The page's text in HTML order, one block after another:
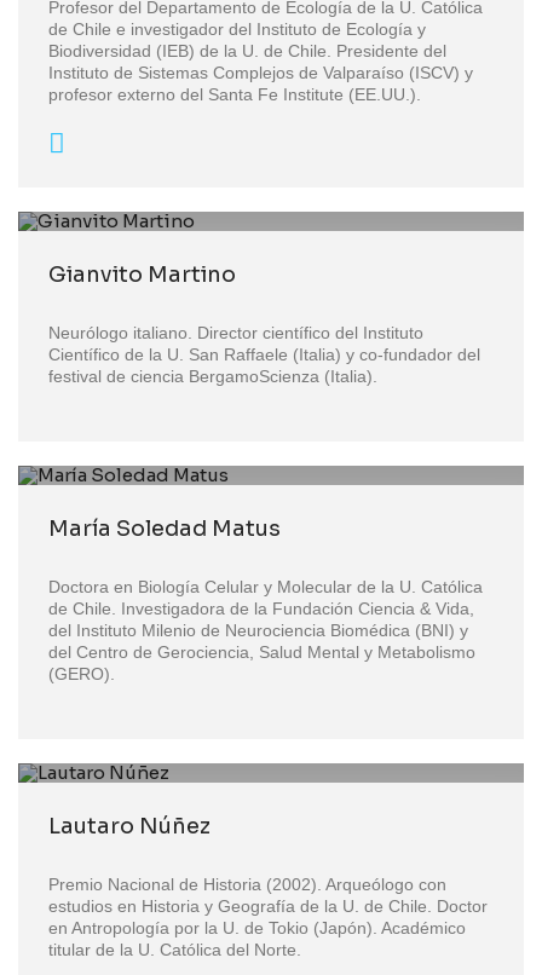
Profesor del Departamento de Ecología de la U. Católica
de Chile e investigador del Instituto de Ecología y
Biodiversidad (IEB) de la U. de Chile. Presidente del
Instituto de Sistemas Complejos de Valparaíso (ISCV) y
profesor externo del Santa Fe Institute (EE.UU.).
Gianvito Martino
Neurólogo italiano. Director científico del Instituto
Científico de la U. San Raffaele (Italia) y co-fundador del
festival de ciencia BergamoScienza (Italia).
María Soledad Matus
Doctora en Biología Celular y Molecular de la U. Católica
de Chile. Investigadora de la Fundación Ciencia & Vida,
del Instituto Milenio de Neurociencia Biomédica (BNI) y
del Centro de Gerociencia, Salud Mental y Metabolismo
(GERO).
Lautaro Núñez
Premio Nacional de Historia (2002). Arqueólogo con
estudios en Historia y Geografía de la U. de Chile. Doctor
en Antropología por la U. de Tokio (Japón). Académico
titular de la U. Católica del Norte.